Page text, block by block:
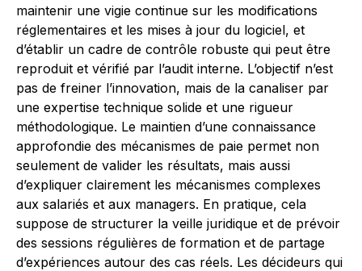
maintenir une vigie continue sur les modifications
réglementaires et les mises à jour du logiciel, et
d’établir un cadre de contrôle robuste qui peut être
reproduit et vérifié par l’audit interne. L’objectif n’est
pas de freiner l’innovation, mais de la canaliser par
une expertise technique solide et une rigueur
méthodologique. Le maintien d’une connaissance
approfondie des mécanismes de paie permet non
seulement de valider les résultats, mais aussi
d’expliquer clairement les mécanismes complexes
aux salariés et aux managers. En pratique, cela
suppose de structurer la veille juridique et de prévoir
des sessions régulières de formation et de partage
d’expériences autour des cas réels. Les décideurs qui